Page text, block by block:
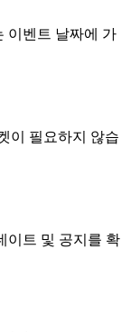
이벤트 날짜에 가
이 필요하지 않습
이트 및 공지를 확